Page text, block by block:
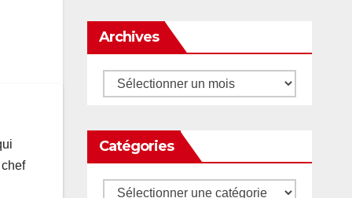
Archives
Archives
Catégories
Catégories